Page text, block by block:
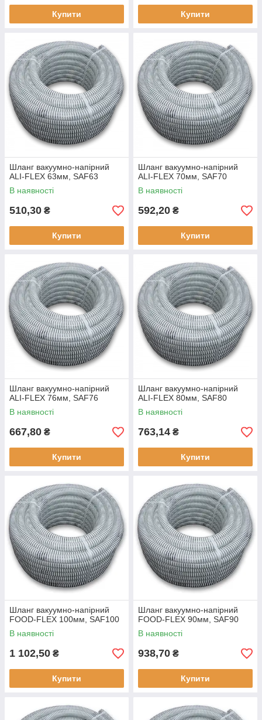
Купити Купити
Шланг вакуумно-напірний
ALI-FLEX 63мм, SAF63
В наявності
510,30 ₴
Купити
Шланг вакуумно-напірний
ALI-FLEX 70мм, SAF70
В наявності
592,20 ₴
Купити
Шланг вакуумно-напірний
ALI-FLEX 76мм, SAF76
В наявності
667,80 ₴
Купити
Шланг вакуумно-напірний
ALI-FLEX 80мм, SAF80
В наявності
763,14 ₴
Купити
Шланг вакуумно-напірний
FOOD-FLEX 100мм, SAF100
В наявності
1 102,50 ₴
Купити
Шланг вакуумно-напірний
FOOD-FLEX 90мм, SAF90
В наявності
938,70 ₴
Купити